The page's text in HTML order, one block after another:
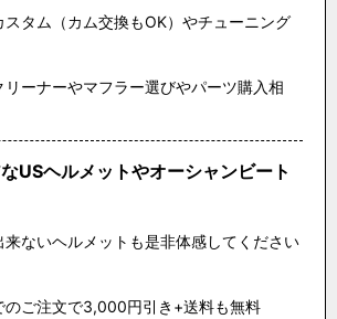
スタム（カム交換もOK）やチューニング
リーナーやマフラー選びやパーツ購入相
USヘルメットやオーシャンビート
来ないヘルメットも是非体感してください
ご注文で3,000円引き+送料も無料